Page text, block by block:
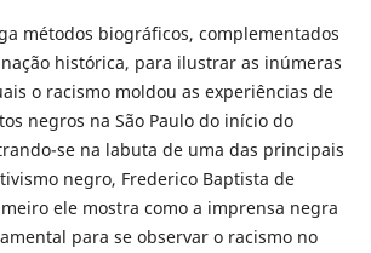
métodos biográficos, complementados
histórica, para ilustrar as inúmeras
o racismo moldou as experiências de
negros na São Paulo do início do
se na labuta de uma das principais
negro, Frederico Baptista de
ele mostra como a imprensa negra
para se observar o racismo no